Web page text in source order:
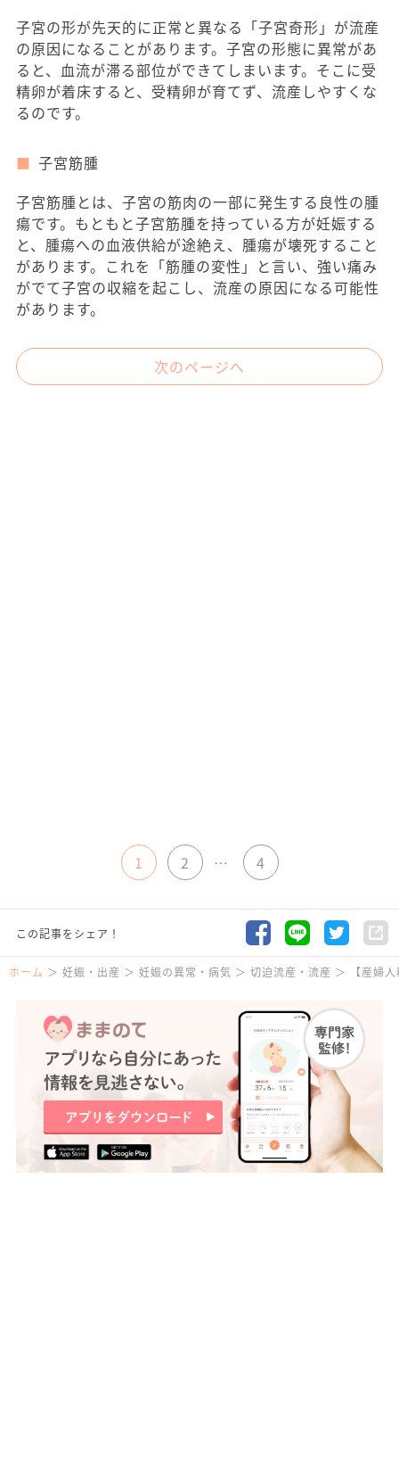
子宮の形が先天的に正常と異なる「子宮奇形」が流産
の原因になることがあります。子宮の形態に異常があ
ると、血流が滞る部位ができてしまいます。そこに受
精卵が着床すると、受精卵が育てず、流産しやすくな
るのです。
子宮筋腫
子宮筋腫とは、子宮の筋肉の一部に発生する良性の腫
瘍です。もともと子宮筋腫を持っている方が妊娠する
と、腫瘍への血液供給が途絶え、腫瘍が壊死すること
があります。これを「筋腫の変性」と言い、強い痛み
がでて子宮の収縮を起こし、流産の原因になる可能性
があります。
次のページへ
1 2 … 4
この記事をシェア！
ホーム 妊娠・出産 妊娠の異常・病気 切迫流産・流産 【産婦